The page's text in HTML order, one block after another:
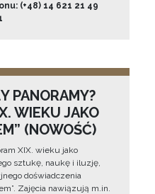
(+48) 14 621 21 49
PANORAMY?
WIEKU JAKO
(NOWOŚĆ)
XIX. wieku jako
sztukę, naukę i iluzję,
doświadczenia
Zajęcia nawiązują m.in.